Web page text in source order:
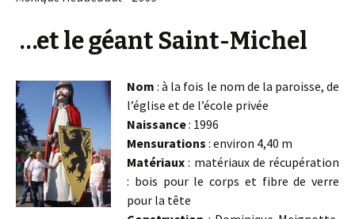
…et le géant Saint-Michel
Nom : à la fois le nom de la paroisse, de
l’église et de l’école privée
Naissance: 1996
Mensurations : environ 4,40 m
Matériaux : matériaux de récupération
: bois pour le corps et fibre de verre
pour la tête